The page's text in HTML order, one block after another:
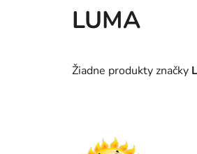
LUMA
Žiadne produkty značky